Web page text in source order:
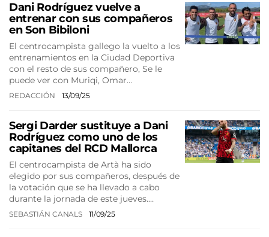
Dani Rodríguez vuelve a
entrenar con sus compañeros
en Son Bibiloni
El centrocampista gallego la vuelto a los
entrenamientos en la Ciudad Deportiva
con el resto de sus compañero, Se le
puede ver con Muriqi, Omar…
REDACCIÓN 13/09/25
Sergi Darder sustituye a Dani
Rodríguez como uno de los
capitanes del RCD Mallorca
El centrocampista de Artà ha sido
elegido por sus compañeros, después de
la votación que se ha llevado a cabo
durante la jornada de este jueves.…
SEBASTIÁN CANALS 11/09/25